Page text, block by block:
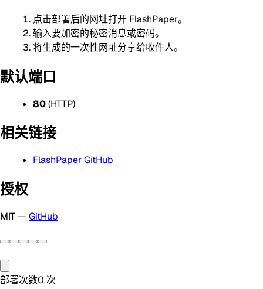
点击部署后的网址打开 FlashPaper。
输入要加密的秘密消息或密码。
将生成的一次性网址分享给收件人。
默认端口
80(HTTP)
相关链接
FlashPaper GitHub
授权
MIT — GitHub
部署次数0 次